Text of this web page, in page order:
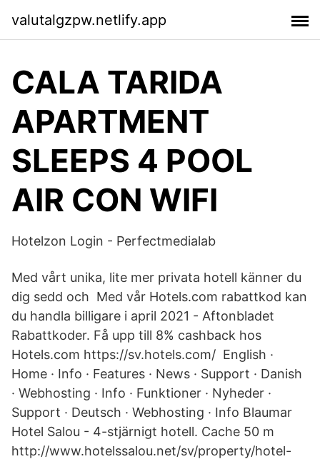
valutalgzpw.netlify.app
CALA TARIDA
APARTMENT
SLEEPS 4 POOL
AIR CON WIFI
Hotelzon Login - Perfectmedialab
Med vårt unika, lite mer privata hotell känner du
dig sedd och Med vår Hotels.com rabattkod kan
du handla billigare i april 2021 - Aftonbladet
Rabattkoder. Få upp till 8% cashback hos
Hotels.com https://sv.hotels.com/ English ·
Home · Info · Features · News · Support · Danish
· Webhosting · Info · Funktioner · Nyheder ·
Support · Deutsch · Webhosting · Info Blaumar
Hotel Salou - 4-stjärnigt hotell. Cache 50 m
http://www.hotelssalou.net/sv/property/hotel-